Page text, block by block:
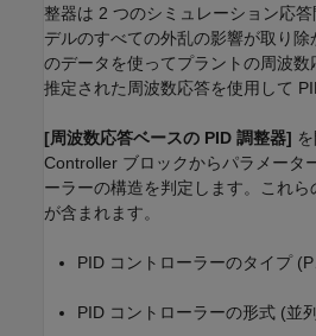
整器は 2 つのシミュレーション応
デルのすべての外乱の影響が取り
のデータを使ってプラントの周波数
推定された周波数応答を使用して
[周波数応答ベースの PID 調整器]
Controller ブロックからパラメータ
ーラーの構造を判定します。これ
が含まれます。
PID コントローラーのタイプ
PID コントローラーの形式 (並